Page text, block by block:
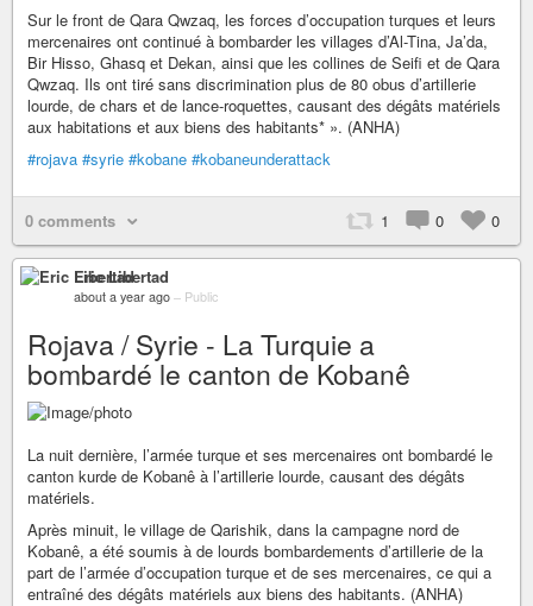
Sur le front de Qara Qwzaq, les forces d’occupation turques et leurs
mercenaires ont continué à bombarder les villages d’Al-Tina, Ja’da,
Bir Hisso, Ghasq et Dekan, ainsi que les collines de Seifi et de Qara
Qwzaq. Ils ont tiré sans discrimination plus de 80 obus d’artillerie
lourde, de chars et de lance-roquettes, causant des dégâts matériels
aux habitations et aux biens des habitants* ». (ANHA)
#rojava #syrie #kobane #kobaneunderattack
0 comments 1 0 0
Eric Libertad
about a year ago – Public
Rojava / Syrie - La Turquie a
bombardé le canton de Kobanê
La nuit dernière, l’armée turque et ses mercenaires ont bombardé le
canton kurde de Kobanê à l’artillerie lourde, causant des dégâts
matériels.
Après minuit, le village de Qarishik, dans la campagne nord de
Kobanê, a été soumis à de lourds bombardements d’artillerie de la
part de l’armée d’occupation turque et de ses mercenaires, ce qui a
entraîné des dégâts matériels aux biens des habitants. (ANHA)